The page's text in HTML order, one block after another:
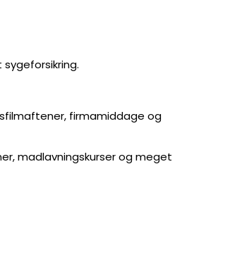
firmamiddage og
madlavningskurser og meget